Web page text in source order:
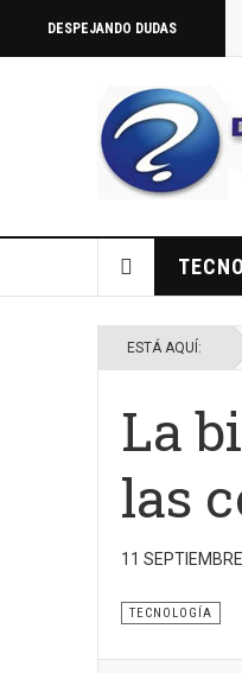
DESPEJANDO DUDAS
ESTÁ AQUÍ:
La
las
11
TECNOLOGÍA